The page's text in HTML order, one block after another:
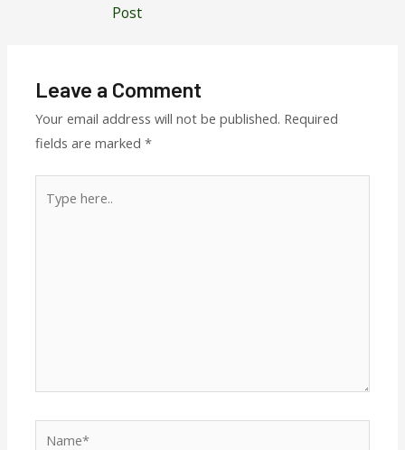
Post
Leave a Comment
Your email address will not be published. Required
fields are marked*
here..